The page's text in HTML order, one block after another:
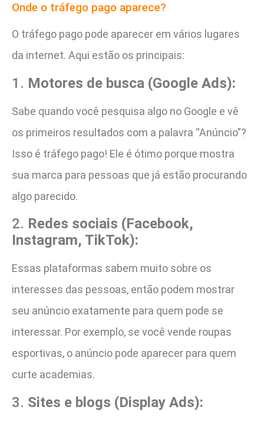
Onde o tráfego pago aparece?
O tráfego pago pode aparecer em vários lugares
da internet. Aqui estão os principais:
1. Motores de busca (Google Ads):
Sabe quando você pesquisa algo no Google e vê
os primeiros resultados com a palavra “Anúncio”?
Isso é tráfego pago! Ele é ótimo porque mostra
sua marca para pessoas que já estão procurando
algo parecido.
2. Redes sociais (Facebook,
Instagram, TikTok):
Essas plataformas sabem muito sobre os
interesses das pessoas, então podem mostrar
seu anúncio exatamente para quem pode se
interessar. Por exemplo, se você vende roupas
esportivas, o anúncio pode aparecer para quem
curte academias.
3. Sites e blogs (Display Ads):